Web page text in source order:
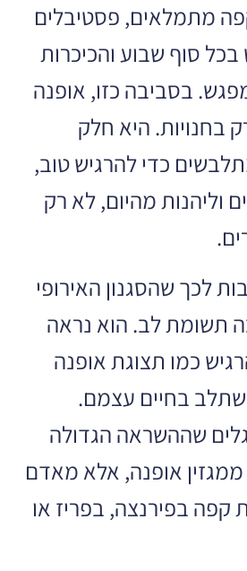
מתמלאים, פסטיבלים
סוף שבוע והכיכרות
בסביבה כזו, אופנה
בחנויות. היא חלק
כדי להרגיש טוב,
וליהנות מהיום, לא רק
לכך שהסגנון האירופי
תשומת לב. הוא נראה
כמו תצוגת אופנה
בחיים עצמם.
שההשראה הגדולה
אופנה, אלא מאדם
קפה בפירנצה, בפריז או